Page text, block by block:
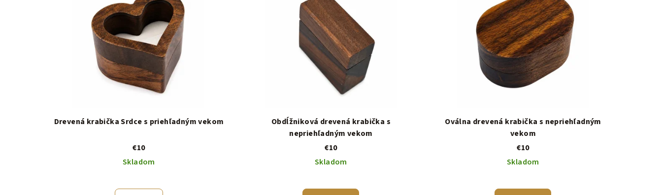
Drevená krabička Srdce s priehľadným vekom
€10
Skladom
Obdĺžniková drevená krabička s
nepriehľadným vekom
€10
Skladom
Oválna drevená krabička s nepriehľadným
vekom
€10
Skladom